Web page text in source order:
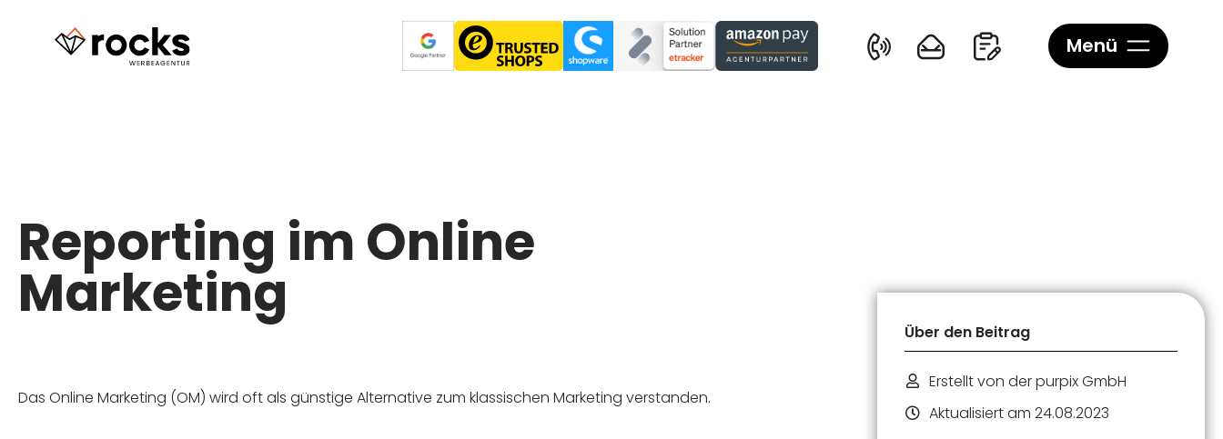
Menü
Reporting im Online
Marketing
Das Online Marketing (OM) wird oft als günstige Alternative zum klassischen Marketing verstanden.
Über den Beitrag
Erstellt von der purpix GmbH
Aktualisiert am 24.08.2023